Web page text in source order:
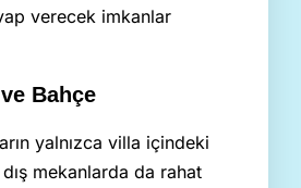
verecek imkanlar
Bahçe
yalnızca villa içindeki
mekanlarda da rahat